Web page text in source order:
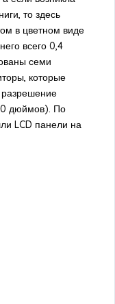
то здесь
в цветном виде
всего 0,4
семи
которые
разрешение
дюймов). По
LCD панели на